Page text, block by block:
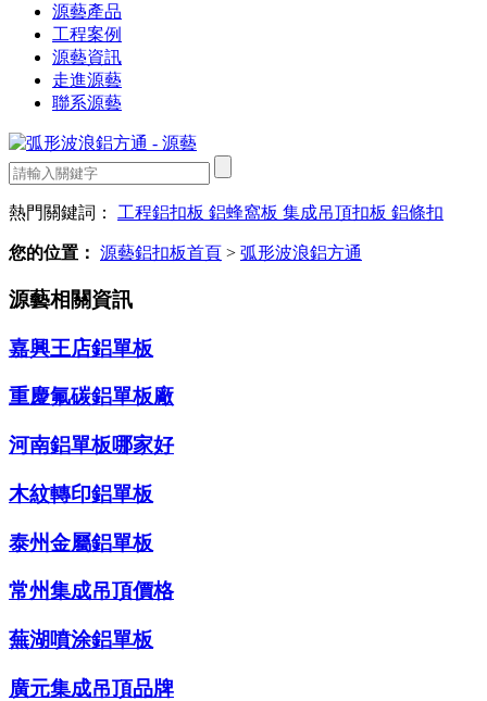
源藝產品
工程案例
源藝資訊
走進源藝
聯系源藝
熱門關鍵詞： 工程鋁扣板 鋁蜂窩板 集成吊頂扣板 鋁條扣
您的位置： 源藝鋁扣板首頁 > 弧形波浪鋁方通
源藝相關資訊
嘉興王店鋁單板
重慶氟碳鋁單板廠
河南鋁單板哪家好
木紋轉印鋁單板
泰州金屬鋁單板
常州集成吊頂價格
蕪湖噴涂鋁單板
廣元集成吊頂品牌